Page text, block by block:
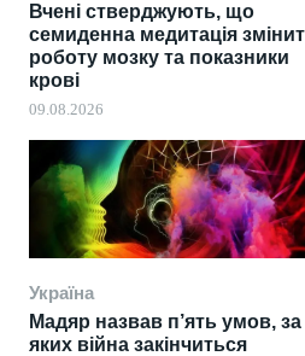
Вчені стверджують, що
семиденна медитація
роботу мозку та показники
крові
09.08.2026
Україна
Мадяр назвав п’ять умов, за
яких війна закінчиться